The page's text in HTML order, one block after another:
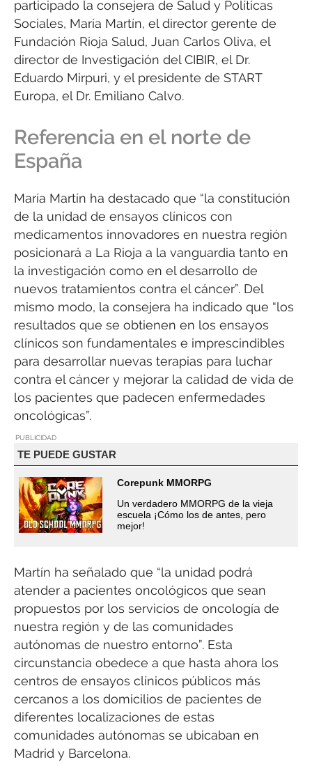
participado la consejera de Salud y Políticas
Sociales, María Martín, el director gerente de
Fundación Rioja Salud, Juan Carlos Oliva, el
director de Investigación del CIBIR, el Dr.
Eduardo Mirpuri, y el presidente de START
Europa, el Dr. Emiliano Calvo.
Referencia en el norte de
España
María Martín ha destacado que “la constitución
de la unidad de ensayos clínicos con
medicamentos innovadores en nuestra región
posicionará a La Rioja a la vanguardia tanto en
la investigación como en el desarrollo de
nuevos tratamientos contra el cáncer”. Del
mismo modo, la consejera ha indicado que “los
resultados que se obtienen en los ensayos
clínicos son fundamentales e imprescindibles
para desarrollar nuevas terapias para luchar
contra el cáncer y mejorar la calidad de vida de
los pacientes que padecen enfermedades
oncológicas”.
PUBLICIDAD
TE PUEDE GUSTAR
Corepunk MMORPG
Un verdadero MMORPG de la vieja
escuela ¡Cómo los de antes, pero
mejor!
Martín ha señalado que “la unidad podrá
atender a pacientes oncológicos que sean
propuestos por los servicios de oncología de
nuestra región y de las comunidades
autónomas de nuestro entorno”. Esta
circunstancia obedece a que hasta ahora los
centros de ensayos clínicos públicos más
cercanos a los domicilios de pacientes de
diferentes localizaciones de estas
comunidades autónomas se ubicaban en
Madrid y Barcelona.